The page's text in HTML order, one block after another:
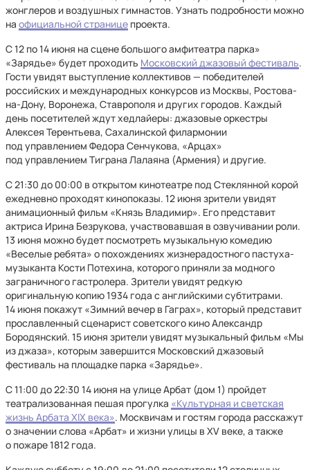
жонглеров и воздушных гимнастов. Узнать подробности можно
на официальной странице проекта.
С 12 по 14 июня на сцене большого амфитеатра парка»
«Зарядье» будет проходить Московский джазовый фестиваль.
Гости увидят выступление коллективов — победителей
российских и международных конкурсов из Москвы, Ростова-
на-Дону, Воронежа, Ставрополя и других городов. Каждый
день посетителей ждут хедлайеры: джазовые оркестры
Алексея Терентьева, Сахалинской филармонии
под управлением Федора Сенчукова, «Арцах»
под управлением Тиграна Лалаяна (Армения) и другие.
С 21:30 до 00:00 в открытом кинотеатре под Стеклянной корой
ежедневно проходят кинопоказы. 12 июня зрители увидят
анимационный фильм «Князь Владимир». Его представит
актриса Ирина Безрукова, участвовавшая в озвучивании роли.
13 июня можно будет посмотреть музыкальную комедию
«Веселые ребята» о похождениях жизнерадостного пастуха-
музыканта Кости Потехина, которого приняли за модного
заграничного гастролера. Зрители увидят редкую
оригинальную копию 1934 года с английскими субтитрами.
14 июня покажут «Зимний вечер в Гаграх», который представит
прославленный сценарист советского кино Александр
Бородянский. 15 июня зрители увидят музыкальный фильм «Мы
из джаза», которым завершится Московский джазовый
фестиваль на площадке парка «Зарядье».
С 11:00 до 22:30 14 июня на улице Арбат (дом 1) пройдет
театрализованная пешая прогулка «Культурная и светская
жизнь Арбата XIX века». Москвичам и гостям города расскажут
о значении слова «Арбат» и жизни улицы в XV веке, а также
о пожаре 1812 года.